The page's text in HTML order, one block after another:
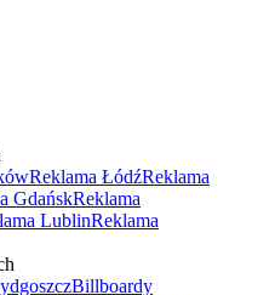
Reklama ŁódźReklama
GdańskReklama
LublinReklama
Billboardy